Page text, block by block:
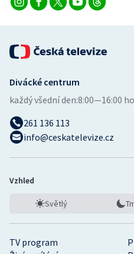
TV program
Divácké centrum
každý všední den:8:00—16:00
261 136 113
info@ceskatelevize.cz
Vzhled
Světlý